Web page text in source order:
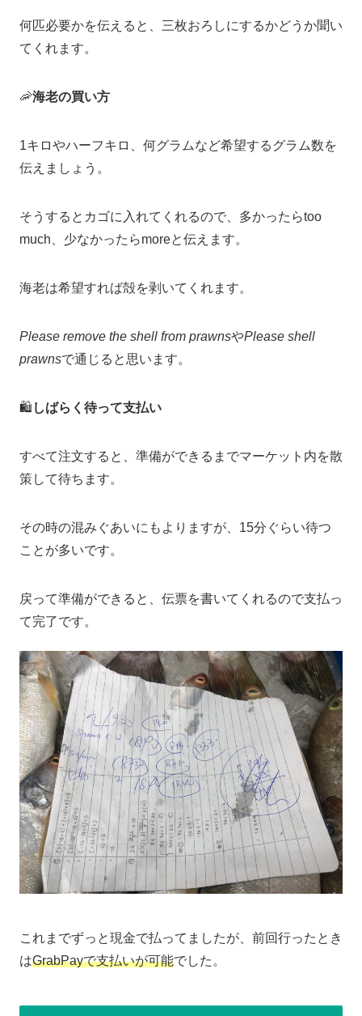
何匹必要かを伝えると、三枚おろしにするかどうか聞い
てくれます。
🦐海老の買い方
1キロやハーフキロ、何グラムなど希望するグラム数を
伝えましょう。
そうするとカゴに入れてくれるので、多かったらtoo
much、少なかったらmoreと伝えます。
海老は希望すれば殻を剥いてくれます。
Please remove the shell from prawnsやPlease shell
prawnsで通じると思います。
🛍 しばらく待って支払い
すべて注文すると、準備ができるまでマーケット内を散
策して待ちます。
その時の混みぐあいにもよりますが、15分ぐらい待つ
ことが多いです。
戻って準備ができると、伝票を書いてくれるので支払っ
て完了です。
これまでずっと現金で払ってましたが、前回行ったとき
はGrabPayで支払いが可能でした。